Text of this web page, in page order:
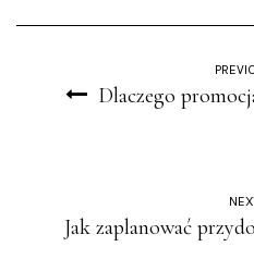
Dlaczego
Jak zaplanować